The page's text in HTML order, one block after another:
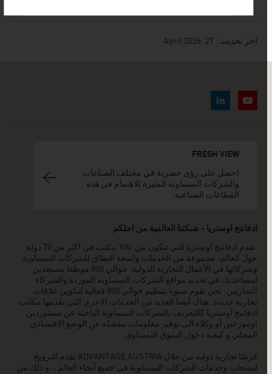
اخر تحديث : 27. April 2026
FRESH VIEW
احصل على رؤى حصرية في مختلف الصناعات
والشركات النمساوية المثيرة للاهتمام في هذه
القطاعات الصناعية.
ادفانتج اوستريا - شبكتنا العالمية من اجلكم
تقدم ادفانتج اوستريا التي تتكون من 100 مكتب في اكثر من 70 دولة
حول العالم، مجموعة من الخدمات واسعة النطاق للشركات النمساوية
وشركائها في الأعمال التجارية الدولية. حوالي 800 موظفا مستعدين
لمساعدتك في تحديد مواقع الشركات النمساوية الموردة والشركاء
التجاريين. نحن نقوم سنويا بتنظيم حوالي 800 فعالية لتكوين علاقات
تجارية جديدة. هناك أيضا العديد من الخدمات الاخرى التي تقدمها مكاتب
ادفانتج اوستريا كالتعريف بالشركات النمساوية الباحثة عن مستوردين
اوموزعين أو وكلاء الى توفير معلومات مفصلة عن الوضع الاقتصادي
المحلي و كيفيه دخول السوق النمساوي.
فرصًا تجارية دولية من خلال ADVANTAGE AUSTRIA تقدم الترويج
لمنتجات وخدمات الشركات النمساوية في جميع أنحاء العالم ، و ذلك من